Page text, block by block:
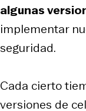
algunas
implementar
seguridad.
Cada cierto
versiones de